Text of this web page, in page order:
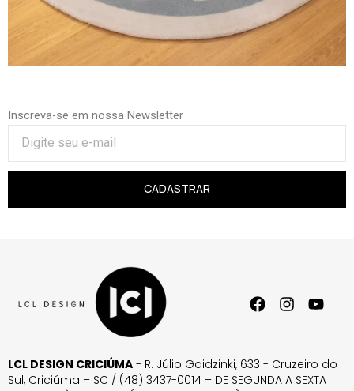
Inscreva-se em nossa Newsletter
CADASTRAR
LCL DESIGN CRICIÚMA - R. Júlio Gaidzinki, 633 - Cruzeiro do
Sul, Criciúma – SC / (48) 3437-0014 – DE SEGUNDA A SEXTA